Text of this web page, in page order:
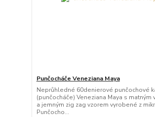
Punčocháče Veneziana Maya
Neprůhledné 60denierové punčochové
(punčocháče) Veneziana Maya s matným
a jemným zig zag vzorem vyrobené z
Punčocho...